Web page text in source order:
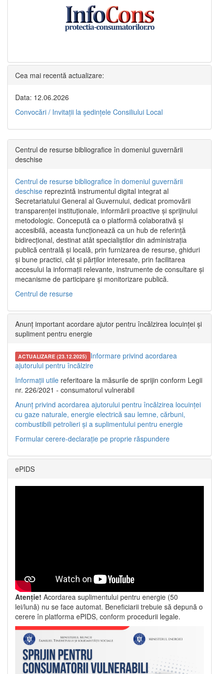
Cea mai recentă actualizare:
Data: 12.06.2026
Convocări / Invitaţii la şedinţele Consiliului Local
Centrul de resurse bibliografice în domeniul guvernării
deschise
Centrul de resurse bibliografice în domeniul guvernării
deschise reprezintă instrumentul digital integrat al
Secretariatului General al Guvernului, dedicat promovării
transparenței instituționale, informării proactive și sprijinului
metodologic. Concepută ca o platformă colaborativă și
accesibilă, aceasta funcționează ca un hub de referință
bidirecțional, destinat atât specialiștilor din administrația
publică centrală și locală, prin furnizarea de resurse, ghiduri
și bune practici, cât și părților interesate, prin facilitarea
accesului la informații relevante, instrumente de consultare și
mecanisme de participare și monitorizare publică.
Centrul de resurse
Anunț important acordare ajutor pentru încălzirea locuinței și
supliment pentru energie
ACTUALIZARE (23.12.2025) Informare privind acordarea
ajutorului pentru încălzire
Informații utile referitoare la măsurile de sprijin conform Legii
nr. 226/2021 - consumatorul vulnerabil
Anunț privind acordarea ajutorului pentru încălzirea locuinței
cu gaze naturale, energie electrică sau lemne, cărbuni,
combustibili petrolieri și a suplimentului pentru energie
Formular cerere-declarație pe proprie răspundere
ePIDS
Atenție! Acordarea suplimentului pentru energie (50
lei/lună) nu se face automat. Beneficiarii trebuie să depună o
cerere în platforma ePIDS, conform procedurii legale.